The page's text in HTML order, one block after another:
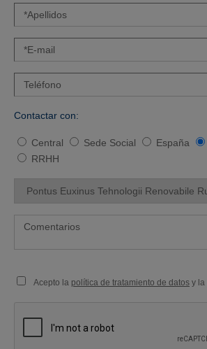
Contactar con:
Central Sede Social España
RRHH
Acepto la política de tratamiento de datos y la